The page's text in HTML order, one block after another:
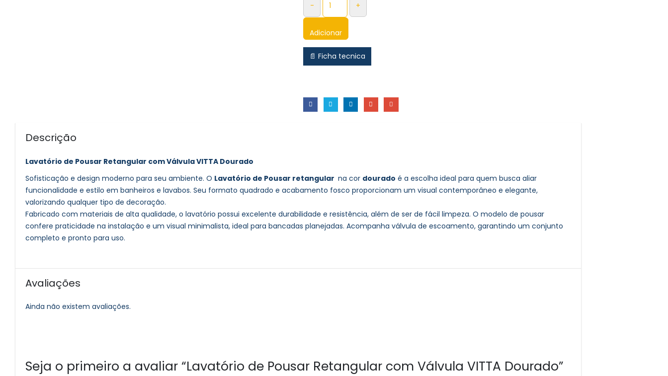
- +
Adicionar
📄 Ficha tecnica
Descrição
Lavatório de Pousar Retangular com Válvula VITTA Dourado
Sofisticação e design moderno para seu ambiente. O Lavatório de Pousar retangular na cor dourado é a escolha ideal para quem busca aliar
funcionalidade e estilo em banheiros e lavabos. Seu formato quadrado e acabamento fosco proporcionam um visual contemporâneo e elegante,
valorizando qualquer tipo de decoração.
Fabricado com materiais de alta qualidade, o lavatório possui excelente durabilidade e resistência, além de ser de fácil limpeza. O modelo de pousar
confere praticidade na instalação e um visual minimalista, ideal para bancadas planejadas. Acompanha válvula de escoamento, garantindo um conjunto
completo e pronto para uso.
Avaliações
Ainda não existem avaliações.
Seja o primeiro a avaliar “Lavatório de Pousar Retangular com Válvula VITTA Dourado”